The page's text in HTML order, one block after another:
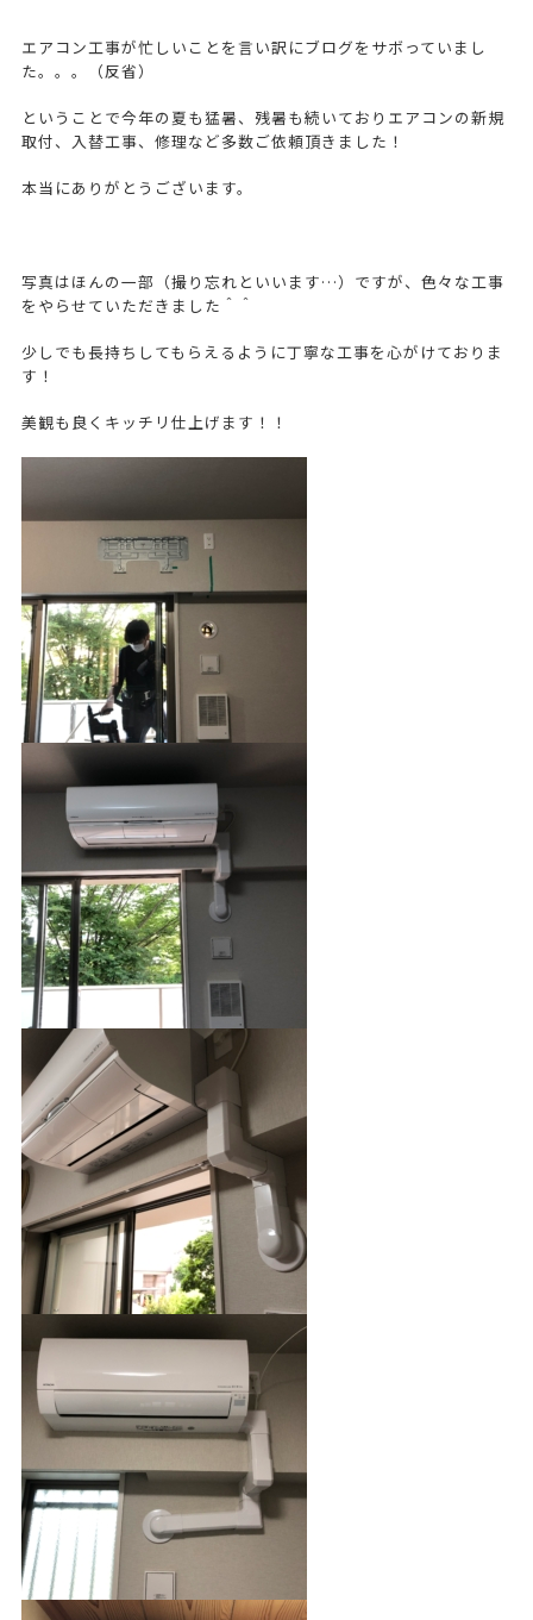
エアコン工事が忙しいことを言い訳にブログをサボっていまし
た。。。（反省）
ということで今年の夏も猛暑、残暑も続いておりエアコンの新規
取付、入替工事、修理など多数ご依頼頂きました！
本当にありがとうございます。
写真はほんの一部（撮り忘れといいます…）ですが、色々な工事
をやらせていただきました＾＾
少しでも長持ちしてもらえるように丁寧な工事を心がけておりま
す！
美観も良くキッチリ仕上げます！！